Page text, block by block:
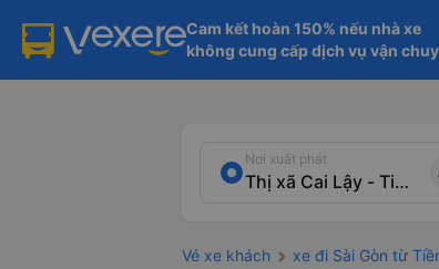
Cam kết hoàn 150% nếu nhà xe
không cung cấp dịch vụ vận
Nơi xuất phát
Vé xe khách xe đi Sài Gòn từ